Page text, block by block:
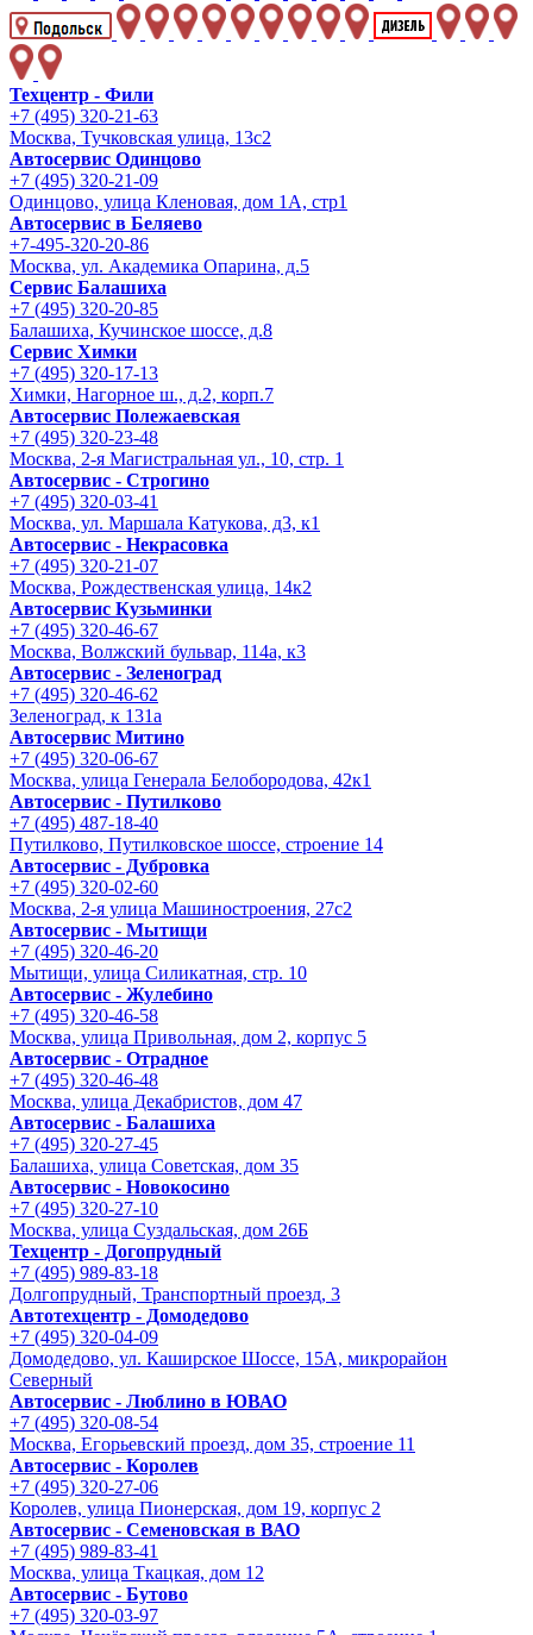
Техцентр - Фили
+7 (495) 320-21-63
Москва, Тучковская улица, 13с2
Автосервис Одинцово
+7 (495) 320-21-09
Одинцово, улица Кленовая, дом 1А, стр1
Автосервис в Беляево
+7-495-320-20-86
Москва, ул. Академика Опарина, д.5
Сервис Балашиха
+7 (495) 320-20-85
Балашиха, Кучинское шоссе, д.8
Сервис Химки
+7 (495) 320-17-13
Химки, Нагорное ш., д.2, корп.7
Автосервис Полежаевская
+7 (495) 320-23-48
Москва, 2-я Магистральная ул., 10, стр. 1
Автосервис - Строгино
+7 (495) 320-03-41
Москва, ул. Маршала Катукова, д3, к1
Автосервис - Некрасовка
+7 (495) 320-21-07
Москва, Рождественская улица, 14к2
Автосервис Кузьминки
+7 (495) 320-46-67
Москва, Волжский бульвар, 114а, к3
Автосервис - Зеленоград
+7 (495) 320-46-62
Зеленоград, к 131а
Автосервис Митино
+7 (495) 320-06-67
Москва, улица Генерала Белобородова, 42к1
Автосервис - Путилково
+7 (495) 487-18-40
Путилково, Путилковское шоссе, строение 14
Автосервис - Дубровка
+7 (495) 320-02-60
Москва, 2-я улица Машиностроения, 27с2
Автосервис - Мытищи
+7 (495) 320-46-20
Мытищи, улица Силикатная, стр. 10
Автосервис - Жулебино
+7 (495) 320-46-58
Москва, улица Привольная, дом 2, корпус 5
Автосервис - Отрадное
+7 (495) 320-46-48
Москва, улица Декабристов, дом 47
Автосервис - Балашиха
+7 (495) 320-27-45
Балашиха, улица Советская, дом 35
Автосервис - Новокосино
+7 (495) 320-27-10
Москва, улица Суздальская, дом 26Б
Техцентр - Догопрудный
+7 (495) 989-83-18
Долгопрудный, Транспортный проезд, 3
Автотехцентр - Домодедово
+7 (495) 320-04-09
Домодедово, ул. Каширское Шоссе, 15А, микрорайон
Северный
Автосервис - Люблино в ЮВАО
+7 (495) 320-08-54
Москва, Егорьевский проезд, дом 35, строение 11
Автосервис - Королев
+7 (495) 320-27-06
Королев, улица Пионерская, дом 19, корпус 2
Автосервис - Семеновская в ВАО
+7 (495) 989-83-41
Москва, улица Ткацкая, дом 12
Автосервис - Бутово
+7 (495) 320-03-97